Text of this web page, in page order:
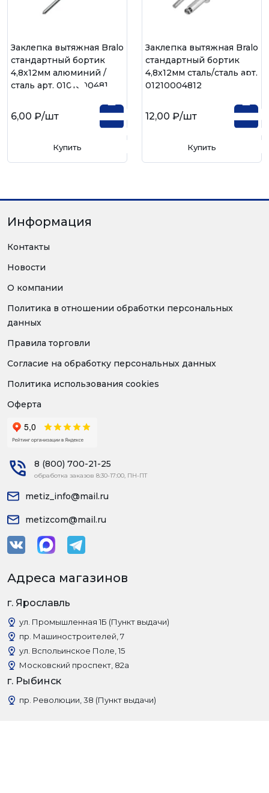
Заклепка вытяжная Bralo
стандартный бортик
4,8х12мм алюминий /
сталь арт. 01010004812
6,00 ₽/шт
Купить
Заклепка вытяжная Bralo
стандартный бортик
4,8х12мм сталь/сталь арт.
01210004812
12,00 ₽/шт
Купить
Информация
Контакты
Новости
О компании
Политика в отношении обработки персональных
данных
Правила торговли
Согласие на обработку персональных данных
Политика использования cookies
Оферта
8 (800) 700-21-25
обработка заказов 8:30-17:00, ПН-ПТ
metiz_info@mail.ru
metizcom@mail.ru
Адреса магазинов
г. Ярославль
ул. Промышленная 1Б (Пункт выдачи)
пр. Машиностроителей, 7
ул. Вспольинское Поле, 15
Московский проспект, 82а
г. Рыбинск
пр. Революции, 38 (Пункт выдачи)